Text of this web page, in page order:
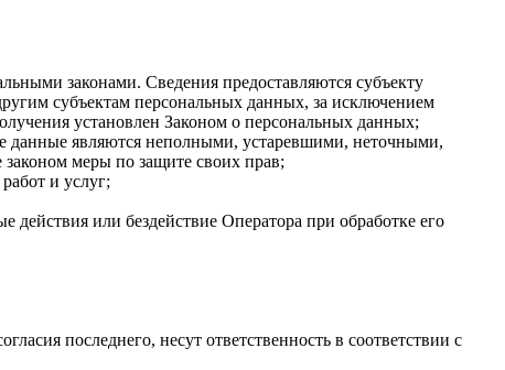
законами. Сведения предоставляются субъекту
субъектам персональных данных, за исключением
установлен Законом о персональных данных;
данные являются неполными, устаревшими, неточными,
меры по защите своих прав;
и услуг;
или бездействие Оператора при обработке его
последнего, несут ответственность в соответствии с